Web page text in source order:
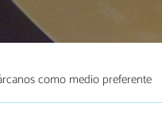
como medio preferente